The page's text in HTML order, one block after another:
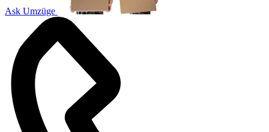
Ask Umzüge